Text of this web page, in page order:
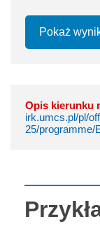
Pokaż
Opis kierunku
irk.umcs.pl/pl/
25/programme/